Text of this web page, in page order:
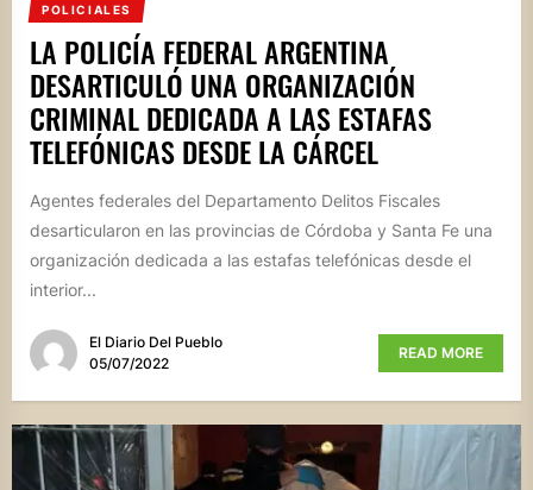
POLICIALES
LA POLICÍA FEDERAL ARGENTINA
DESARTICULÓ UNA ORGANIZACIÓN
CRIMINAL DEDICADA A LAS ESTAFAS
TELEFÓNICAS DESDE LA CÁRCEL
Agentes federales del Departamento Delitos Fiscales
desarticularon en las provincias de Córdoba y Santa Fe una
organización dedicada a las estafas telefónicas desde el
interior...
El Diario Del Pueblo
05/07/2022
READ MORE